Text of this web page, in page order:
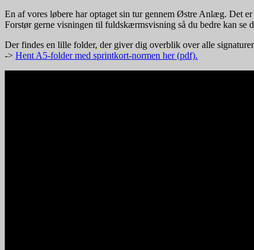
En af vores løbere har optaget sin tur gennem Østre Anlæg. Det
Forstør gerne visningen til fuldskærmsvisning så du bedre kan se
Der findes en lille folder, der giver dig overblik over alle
-> Hent A5-folder med sprintkort-normen her (pdf).